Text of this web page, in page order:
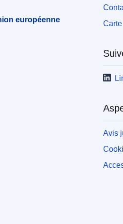
européenne
Avis